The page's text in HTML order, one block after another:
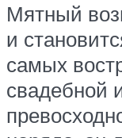
Мятный
и
самых
свадебной